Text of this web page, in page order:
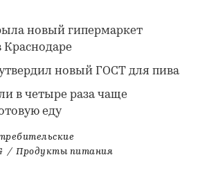
новый гипермаркет
Краснодаре
новый ГОСТ для пива
в четыре раза чаще
еду
/ Продукты питания